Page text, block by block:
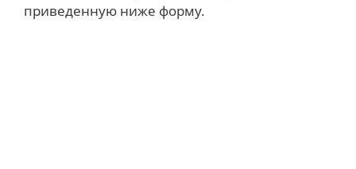
приведенную ниже форму.